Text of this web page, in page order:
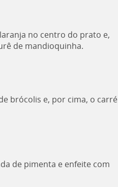
no centro do prato e,
de mandioquinha.
brócolis e, por cima, o carré
de pimenta e enfeite com